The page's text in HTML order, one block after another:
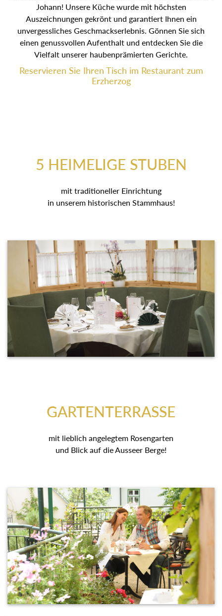
Johann! Unsere Küche wurde mit höchsten
Auszeichnungen gekrönt und garantiert Ihnen ein
unvergessliches Geschmackserlebnis. Gönnen Sie sich
einen genussvollen Aufenthalt und entdecken Sie die
Vielfalt unserer haubenprämierten Gerichte.
Reservieren Sie Ihren Tisch im Restaurant zum
Erzherzog
5 HEIMELIGE STUBEN
mit traditioneller Einrichtung
in unserem historischen Stammhaus!
GARTENTERRASSE
mit lieblich angelegtem Rosengarten
und Blick auf die Ausseer Berge!